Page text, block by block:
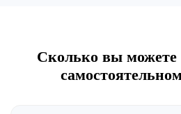
Сколько вы можете